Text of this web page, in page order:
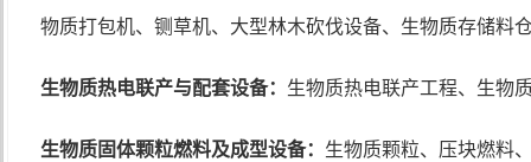
物质打包机、铡草机、大型林木砍伐设备、生物质存储料
生物质热电联产与配套设备： 生物质热电联产工程、生物
生物质固体颗粒燃料及成型设备： 生物质颗粒、压块燃料